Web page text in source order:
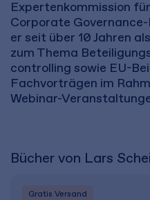
Expertenkommission
Corporate
er seit über 10 Jahren
zum Thema
controlling sowie EU-
Fachvorträgen im
Webinar-
Bücher von Lars
Gratis Versand